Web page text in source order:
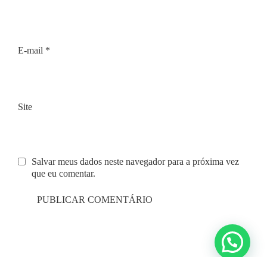
E-mail *
Site
Salvar meus dados neste navegador para a próxima vez
que eu comentar.